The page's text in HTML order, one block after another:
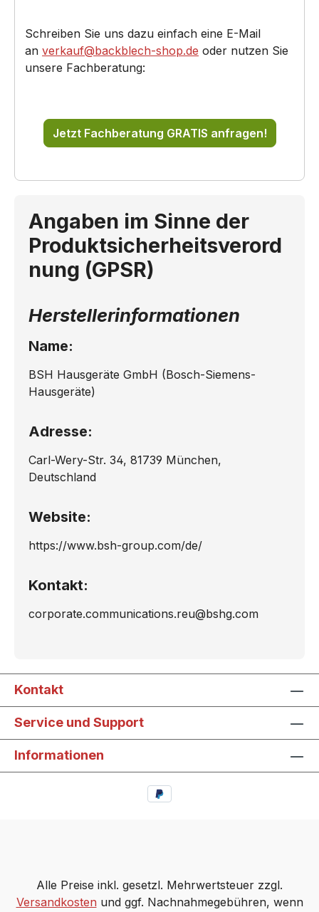
Schreiben Sie uns dazu einfach eine E-Mail
an verkauf@backblech-shop.de oder nutzen Sie
unsere Fachberatung:
Jetzt Fachberatung GRATIS anfragen!
Angaben im Sinne der
Produktsicherheitsverord
nung (GPSR)
Herstellerinformationen
Name:
BSH Hausgeräte GmbH (Bosch-Siemens-
Hausgeräte)
Adresse:
Carl-Wery-Str. 34, 81739 München,
Deutschland
Website:
https://www.bsh-group.com/de/
Kontakt:
corporate.communications.reu@bshg.com
Kontakt
Service und Support
Informationen
Alle Preise inkl. gesetzl. Mehrwertsteuer zzgl.
Versandkosten und ggf. Nachnahmegebühren, wenn